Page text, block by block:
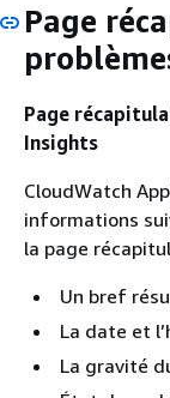
Page
Page
Insights
CloudWatch
informations
la page
Un bref
La date et
La gravité